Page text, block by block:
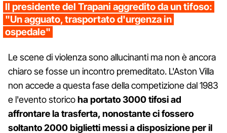
Il presidente del Trapani aggredito da un tifoso:
"Un agguato, trasportato d'urgenza in
ospedale"
Le scene di violenza sono allucinanti ma non è ancora
chiaro se fosse un incontro premeditato. L'Aston Villa
non accede a questa fase della competizione dal 1983
e l'evento storicoha portato 3000 tifosi ad
affrontare la trasferta, nonostante ci fossero
soltanto 2000 biglietti messi a disposizione per il